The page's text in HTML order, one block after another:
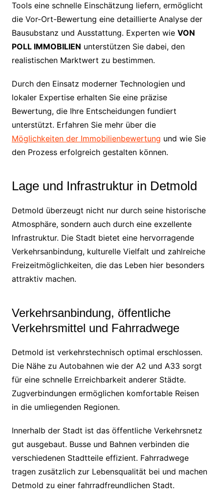
Tools eine schnelle Einschätzung liefern, ermöglicht
die Vor-Ort-Bewertung eine detaillierte Analyse der
Bausubstanz und Ausstattung. Experten wie VON
POLL IMMOBILIEN unterstützen Sie dabei, den
realistischen Marktwert zu bestimmen.
Durch den Einsatz moderner Technologien und
lokaler Expertise erhalten Sie eine präzise
Bewertung, die Ihre Entscheidungen fundiert
unterstützt. Erfahren Sie mehr über die
Möglichkeiten der Immobilienbewertung und wie Sie
den Prozess erfolgreich gestalten können.
Lage und Infrastruktur in Detmold
Detmold überzeugt nicht nur durch seine historische
Atmosphäre, sondern auch durch eine exzellente
Infrastruktur. Die Stadt bietet eine hervorragende
Verkehrsanbindung, kulturelle Vielfalt und zahlreiche
Freizeitmöglichkeiten, die das Leben hier besonders
attraktiv machen.
Verkehrsanbindung, öffentliche
Verkehrsmittel und Fahrradwege
Detmold ist verkehrstechnisch optimal erschlossen.
Die Nähe zu Autobahnen wie der A2 und A33 sorgt
für eine schnelle Erreichbarkeit anderer Städte.
Zugverbindungen ermöglichen komfortable Reisen
in die umliegenden Regionen.
Innerhalb der Stadt ist das öffentliche Verkehrsnetz
gut ausgebaut. Busse und Bahnen verbinden die
verschiedenen Stadtteile effizient. Fahrradwege
tragen zusätzlich zur Lebensqualität bei und machen
Detmold zu einer fahrradfreundlichen Stadt.